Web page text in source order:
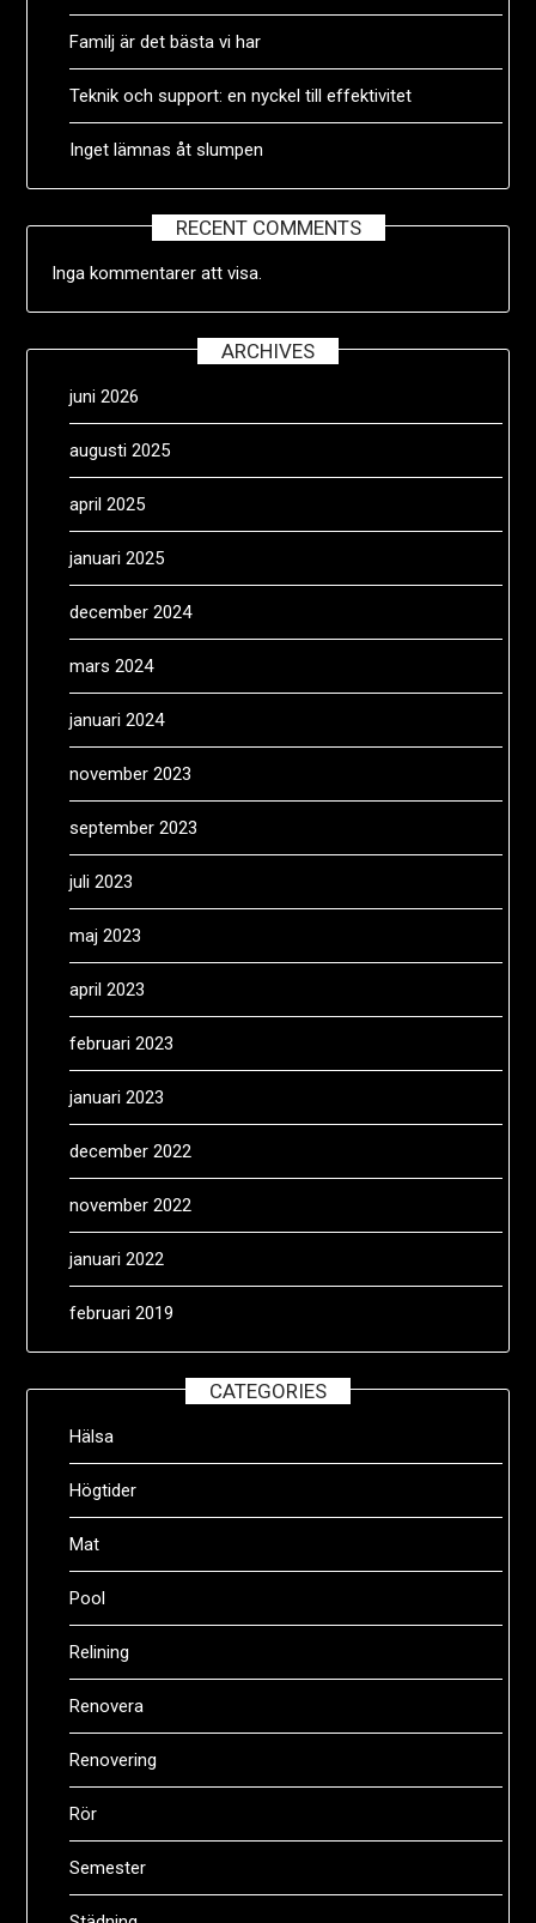
Familj är det bästa vi har
Teknik och support: en nyckel till effektivitet
Inget lämnas åt slumpen
RECENT COMMENTS
Inga kommentarer att visa.
ARCHIVES
juni 2026
augusti 2025
april 2025
januari 2025
december 2024
mars 2024
januari 2024
november 2023
september 2023
juli 2023
maj 2023
april 2023
februari 2023
januari 2023
december 2022
november 2022
januari 2022
februari 2019
CATEGORIES
Hälsa
Högtider
Mat
Pool
Relining
Renovera
Renovering
Rör
Semester